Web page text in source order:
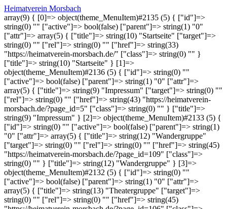
Heimatverein Morsbach
array(9) { [0]=> object(theme_MenuItem)#2135 (5) { ["id"]=>
string(0) "" ["active"]=> bool(false) ["parent"]=> string(1) "0"
["attr"]=> array(5) { ["title"]=> string(10) "Startseite" ["target"]=>
string(0) "" ["rel"]=> string(0) "" ["href"]=> string(33)
"https://heimatverein-morsbach.de/" ["class"]=> string(0) "" }
["title"]=> string(10) "Startseite" } [1]=>
object(theme_MenuItem)#2136 (5) { ["id"]=> string(0) ""
["active"]=> bool(false) ["parent"]=> string(1) "0" ["attr"]=>
array(5) { ["title"]=> string(9) "Impressum" ["target"]=> string(0) ""
["rel"]=> string(0) "" ["href"]=> string(43) "https://heimatverein-
morsbach.de/?page_id=5" ["class"]=> string(0) "" } ["title"]=>
string(9) "Impressum" } [2]=> object(theme_MenuItem)#2133 (5) {
["id"]=> string(0) "" ["active"]=> bool(false) ["parent"]=> string(1)
"0" ["attr"]=> array(5) { ["title"]=> string(12) "Wandergruppe"
["target"]=> string(0) "" ["rel"]=> string(0) "" ["href"]=> string(45)
"https://heimatverein-morsbach.de/?page_id=109" ["class"]=>
string(0) "" } ["title"]=> string(12) "Wandergruppe" } [3]=>
object(theme_MenuItem)#2132 (5) { ["id"]=> string(0) ""
["active"]=> bool(false) ["parent"]=> string(1) "0" ["attr"]=>
array(5) { ["title"]=> string(13) "Theatergruppe" ["target"]=>
string(0) "" ["rel"]=> string(0) "" ["href"]=> string(45)